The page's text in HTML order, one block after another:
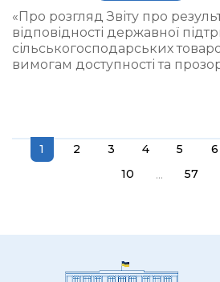
«Про розгляд Звіту про
відповідності державної
сільськогосподарських
вимогам доступності та
1 2 3 4 5 6
10
... 57